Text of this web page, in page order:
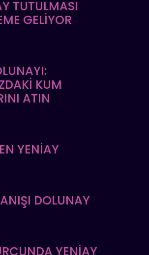
TUTULMASI
GELİYOR
KUM
ATIN
YENİAY
DOLUNAY
YENİAY